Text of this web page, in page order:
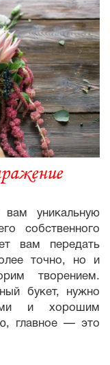
вам уникальную
собственного
вам передать
точно, но и
творением.
букет, нужно
и хорошим
главное — это